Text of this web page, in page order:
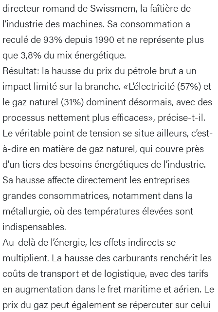
directeur romand de Swissmem, la faîtière de
l’industrie des machines. Sa consommation a
reculé de 93% depuis 1990 et ne représente plus
que 3,8% du mix énergétique.
Résultat: la hausse du prix du pétrole brut a un
impact limité sur la branche. «L’électricité (57%) et
le gaz naturel (31%) dominent désormais, avec des
processus nettement plus efficaces», précise-t-il.
Le véritable point de tension se situe ailleurs, c’est-
à-dire en matière de gaz naturel, qui couvre près
d’un tiers des besoins énergétiques de l’industrie.
Sa hausse affecte directement les entreprises
grandes consommatrices, notamment dans la
métallurgie, où des températures élevées sont
indispensables.
Au-delà de l’énergie, les effets indirects se
multiplient. La hausse des carburants renchérit les
coûts de transport et de logistique, avec des tarifs
en augmentation dans le fret maritime et aérien. Le
prix du gaz peut également se répercuter sur celui